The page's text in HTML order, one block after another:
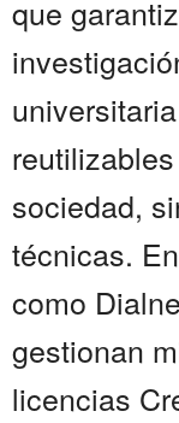
que
sociedad,
técnicas.
como
gestionan
licencias